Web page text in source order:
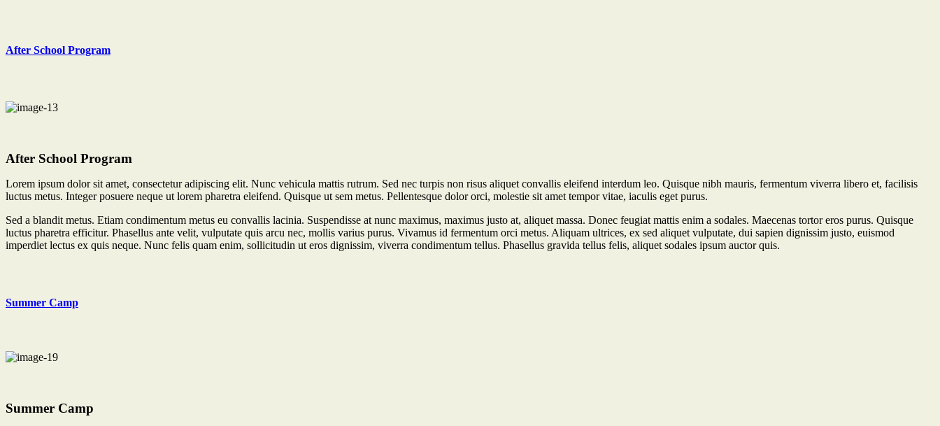
After School Program
After School Program
Lorem ipsum dolor sit amet, consectetur adipiscing elit. Nunc vehicula mattis rutrum. Sed nec turpis non risus aliquet convallis eleifend interdum leo. Quisque nibh mauris, fermentum viverra libero et, facilisis
luctus metus. Integer posuere neque ut lorem pharetra eleifend. Quisque ut sem metus. Pellentesque dolor orci, molestie sit amet tempor vitae, iaculis eget purus.
Sed a blandit metus. Etiam condimentum metus eu convallis lacinia. Suspendisse at nunc maximus, maximus justo at, aliquet massa. Donec feugiat mattis enim a sodales. Maecenas tortor eros purus. Quisque
luctus pharetra efficitur. Phasellus ante velit, vulputate quis arcu nec, mollis varius purus. Vivamus id fermentum orci metus. Aliquam ultrices, ex sed aliquet vulputate, dui sapien dignissim justo, euismod
imperdiet lectus ex quis neque. Nunc felis quam enim, sollicitudin ut eros dignissim, viverra condimentum tellus. Phasellus gravida tellus felis, aliquet sodales ipsum auctor quis.
Summer Camp
Summer Camp